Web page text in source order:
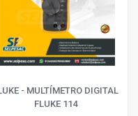
- MULTÍMETRO DIGITAL
FLUKE 114